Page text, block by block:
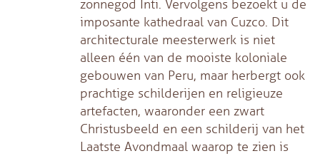
zonnegod Inti. Vervolgens bezoekt u de
imposante kathedraal van Cuzco. Dit
architecturale meesterwerk is niet
alleen één van de mooiste koloniale
gebouwen van Peru, maar herbergt ook
prachtige schilderijen en religieuze
artefacten, waaronder een zwart
Christusbeeld en een schilderij van het
Laatste Avondmaal waarop te zien is